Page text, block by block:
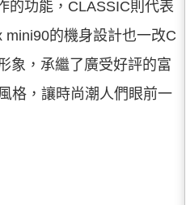
的功能，CLASSIC則代表
mini90的機身設計也一改C
象，承繼了廣受好評的富
格，讓時尚潮人們眼前一